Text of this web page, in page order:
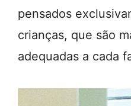
pensados
crianças, que são
adequadas a cada